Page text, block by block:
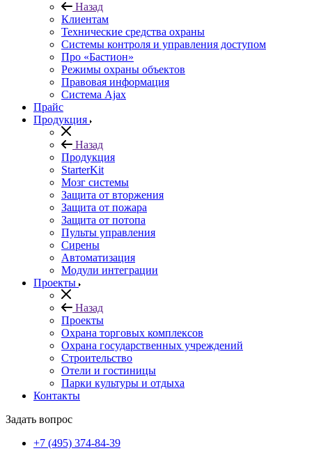
Назад
Клиентам
Технические средства охраны
Системы контроля и управления доступом
Про «Бастион»
Режимы охраны объектов
Правовая информация
Сиcтема Ajax
Прайс
Продукция
Назад
Продукция
StarterKit
Мозг системы
Защита от вторжения
Защита от пожара
Защита от потопа
Пульты управления
Сирены
Автоматизация
Модули интеграции
Проекты
Назад
Проекты
Охрана торговых комплексов
Охрана государственных учреждений
Строительство
Отели и гостиницы
Парки культуры и отдыха
Контакты
Задать вопрос
+7 (495) 374-84-39